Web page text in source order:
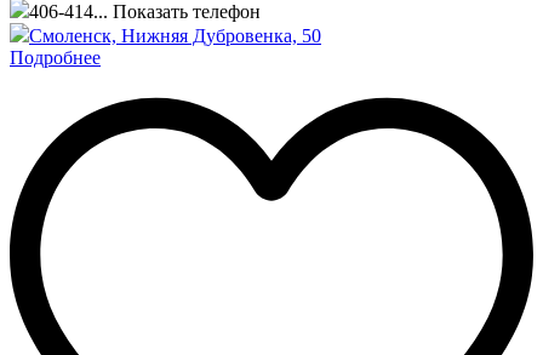
406-414... Показать телефон
Смоленск, ​Нижняя Дубровенка, 50
Подробнее